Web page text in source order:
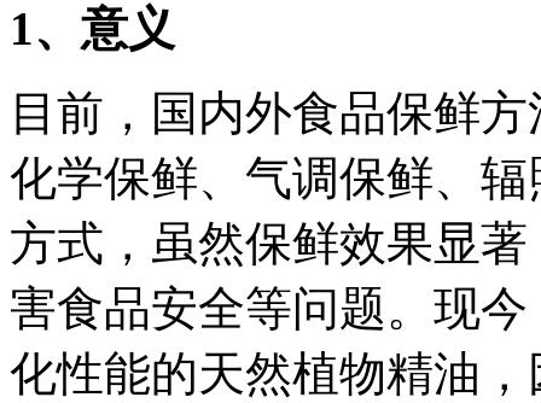
1、意义
目前，国内外食品保鲜
化学保鲜、气调保鲜、
方式，虽然保鲜效果显
害食品安全等问题。现
化性能的天然植物精油